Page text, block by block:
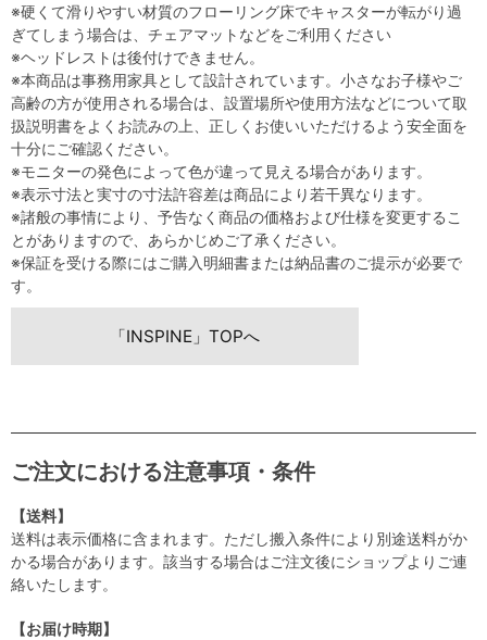
※硬くて滑りやすい材質のフローリング床でキャスターが転がり過
ぎてしまう場合は、チェアマットなどをご利用ください
※ヘッドレストは後付けできません。
※本商品は事務用家具として設計されています。小さなお子様やご
高齢の方が使用される場合は、設置場所や使用方法などについて取
扱説明書をよくお読みの上、正しくお使いいただけるよう安全面を
十分にご確認ください。
※モニターの発色によって色が違って見える場合があります。
※表示寸法と実寸の寸法許容差は商品により若干異なります。
※諸般の事情により、予告なく商品の価格および仕様を変更するこ
とがありますので、あらかじめご了承ください。
※保証を受ける際にはご購入明細書または納品書のご提示が必要で
す。
「INSPINE」TOPへ
ご注文における注意事項・条件
【送料】
送料は表示価格に含まれます。ただし搬入条件により別途送料がか
かる場合があります。該当する場合はご注文後にショップよりご連
絡いたします。
【お届け時期】